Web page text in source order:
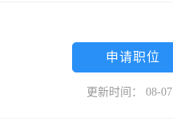
申请职位
更新时间： 08-07